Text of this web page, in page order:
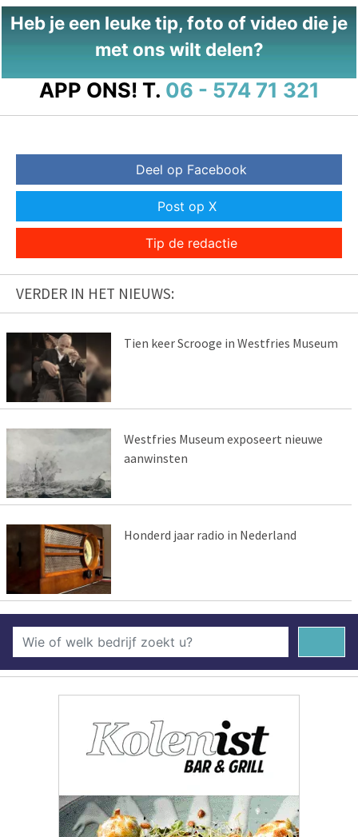
Heb je een leuke tip, foto of video die je
met ons wilt delen?
APP ONS! T. 06 - 574 71 321
Deel op Facebook
Post op X
Tip de redactie
VERDER IN HET NIEUWS:
Tien keer Scrooge in Westfries Museum
Westfries Museum exposeert nieuwe
aanwinsten
Honderd jaar radio in Nederland